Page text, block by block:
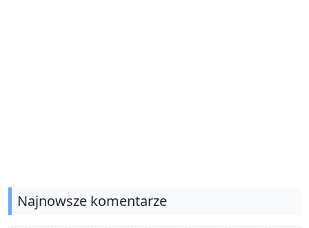
Najnowsze komentarze